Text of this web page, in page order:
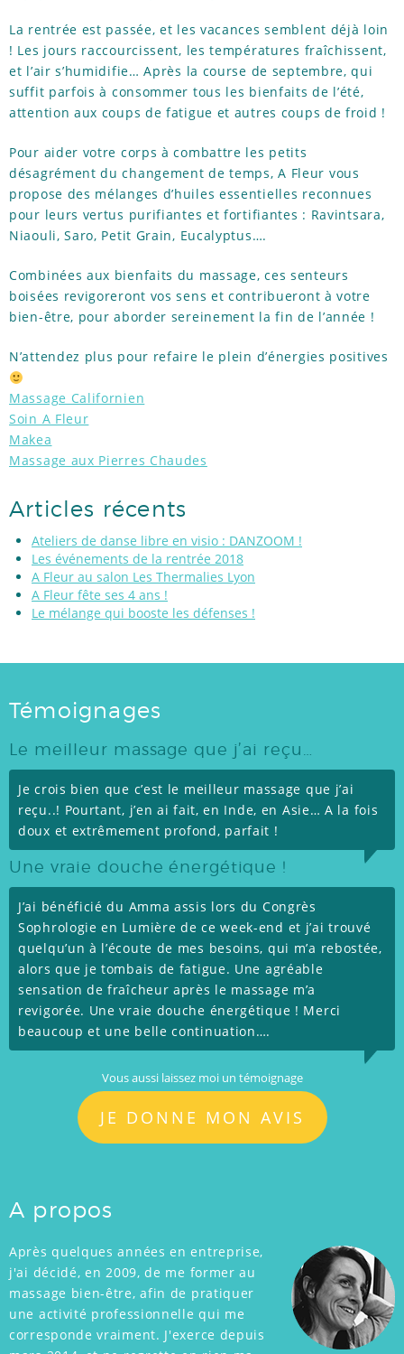
La rentrée est passée, et les vacances semblent déjà loin
! Les jours raccourcissent, les températures fraîchissent,
et l’air s’humidifie… Après la course de septembre, qui
suffit parfois à consommer tous les bienfaits de l’été,
attention aux coups de fatigue et autres coups de froid !
Pour aider votre corps à combattre les petits
désagrément du changement de temps, A Fleur vous
propose des mélanges d’huiles essentielles reconnues
pour leurs vertus purifiantes et fortifiantes : Ravintsara,
Niaouli, Saro, Petit Grain, Eucalyptus….
Combinées aux bienfaits du massage, ces senteurs
boisées revigoreront vos sens et contribueront à votre
bien-être, pour aborder sereinement la fin de l’année !
N’attendez plus pour refaire le plein d’énergies positives
Massage Californien
Soin A Fleur
Makea
Massage aux Pierres Chaudes
Articles récents
Ateliers de danse libre en visio : DANZOOM !
Les événements de la rentrée 2018
A Fleur au salon Les Thermalies Lyon
A Fleur fête ses 4 ans !
Le mélange qui booste les défenses !
Témoignages
Le meilleur massage que j’ai reçu…
Je crois bien que c’est le meilleur massage que j’ai
reçu..! Pourtant, j’en ai fait, en Inde, en Asie… A la fois
doux et extrêmement profond, parfait !
Une vraie douche énergétique !
J’ai bénéficié du Amma assis lors du Congrès
Sophrologie en Lumière de ce week-end et j’ai trouvé
quelqu’un à l’écoute de mes besoins, qui m’a rebostée,
alors que je tombais de fatigue. Une agréable
sensation de fraîcheur après le massage m’a
revigorée. Une vraie douche énergétique ! Merci
beaucoup et une belle continuation….
Vous aussi laissez moi un témoignage
JE DONNE MON AVIS
A propos
Après quelques années en entreprise,
j'ai décidé, en 2009, de me former au
massage bien-être, afin de pratiquer
une activité professionnelle qui me
corresponde vraiment. J'exerce depuis